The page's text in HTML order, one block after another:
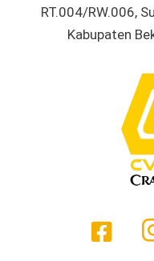
RT.004/RW.006,
Kabupaten